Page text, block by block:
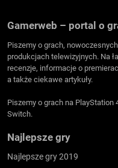
Gamerweb – portal o
Piszemy o grach,
produkcjach telewizyjnych. Na
recenzje, informacje o
a także ciekawe artykuły.
Piszemy o grach na PlayStation
Switch.
Najlepsze gry
Najlepsze gry 2019